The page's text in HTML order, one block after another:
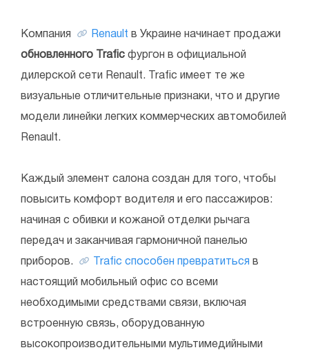
Компания Renault в Украине начинает продажи
обновленного Trafic фургон в официальной
дилерской сети Renault. Trafic имеет те же
визуальные отличительные признаки, что и другие
модели линейки легких коммерческих автомобилей
Renault.
Каждый элемент салона создан для того, чтобы
повысить комфорт водителя и его пассажиров:
начиная с обивки и кожаной отделки рычага
передач и заканчивая гармоничной панелью
приборов. Trafic способен превратиться в
настоящий мобильный офис со всеми
необходимыми средствами связи, включая
встроенную связь, оборудованную
высокопроизводительными мультимедийными